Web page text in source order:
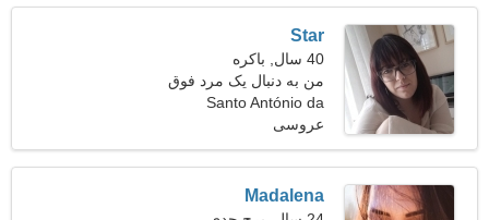
Star
40 سال, باکره
من به دنبال یک مرد فوق
العاده هستم
Santo António da
Charneca
عروسی
Madalena